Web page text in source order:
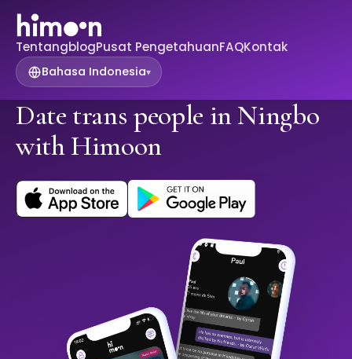
TentangblogPusat PengetahuanFAQKontak
Bahasa Indonesia▾
Date trans people in Ningbo
with Himoon